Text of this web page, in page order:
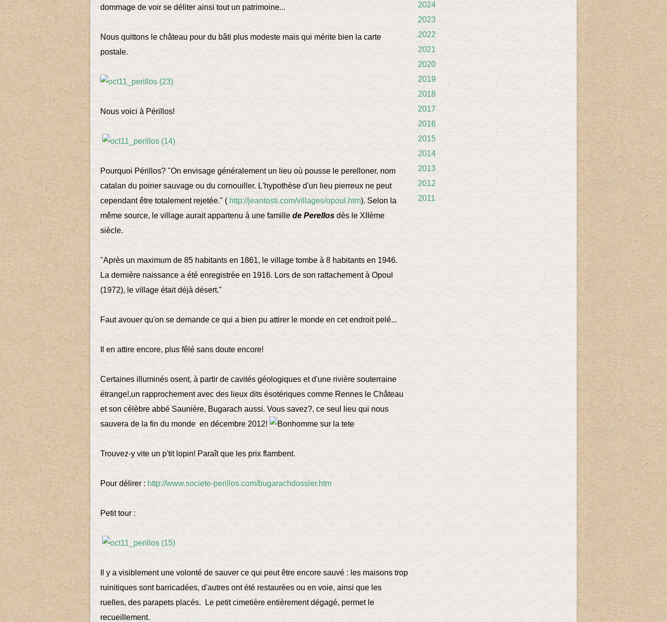
dommage de voir se déliter ainsi tout un patrimoine...
Nous quittons le château pour du bâti plus modeste mais qui mérite bien la carte
postale.
Nous voici à Périllos!
Pourquoi Périllos? "On envisage généralement un lieu où pousse le perelloner, nom
catalan du poirier sauvage ou du cornouiller. L'hypothèse d'un lieu pierreux ne peut
cependant être totalement rejetée." ( http://jeantosti.com/villages/opoul.htm). Selon la
même source, le village aurait appartenu à une famille de Perellos dès le XIIème
siècle.
"Après un maximum de 85 habitants en 1861, le village tombe à 8 habitants en 1946.
La dernière naissance a été enregistrée en 1916. Lors de son rattachement à Opoul
(1972), le village était déjà désert."
Faut avouer qu'on se demande ce qui a bien pu attirer le monde en cet endroit pelé...
Il en attire encore, plus fêlé sans doute encore!
Certaines illuminés osent, à partir de cavités géologiques et d'une rivière souterraine
étrange!,un rapprochement avec des lieux dits ésotériques comme Rennes le Château
et son célèbre abbé Saunière, Bugarach aussi. Vous savez?, ce seul lieu qui nous
sauvera de la fin du monde en décembre 2012!
Trouvez-y vite un p'tit lopin! Paraît que les prix flambent.
Pour délirer : http://www.societe-perillos.com/bugarachdossier.htm
Petit tour :
Il y a visiblement une volonté de sauver ce qui peut être encore sauvé : les maisons trop
ruinitiques sont barricadées, d'autres ont été restaurées ou en voie, ainsi que les
ruelles, des parapets placés. Le petit cimetière entièrement dégagé, permet le
recueillement.
2024
2023
2022
2021
2020
2019
2018
2017
2016
2015
2014
2013
2012
2011